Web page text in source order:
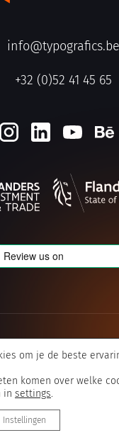
info@typografics.be
+32 (0)52 41 45 65
voorwaarden
om je de beste
komen over welke
in settings.
Instellingen